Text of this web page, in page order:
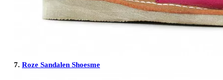
7. Roze Sandalen Shoesme